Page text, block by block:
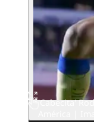
'Cabecita'